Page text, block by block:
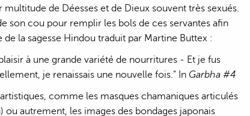
de Déesses et de Dieux souvent très sexués.
son cou pour remplir les bols de ces servantes afin
de la sagesse Hindou traduit par Martine Buttex :
à une grande variété de nourritures - Et je fus
je renaissais une nouvelle fois." In Garbha #4
comme les masques chamaniques articulés
autrement, les images des bondages japonais